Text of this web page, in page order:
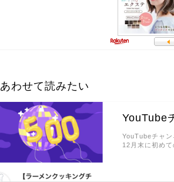
あわせて読みたい
YouTube
YouTubeチャ
12月末に初め